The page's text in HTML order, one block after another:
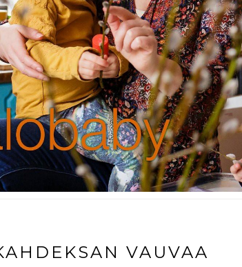
VAUVAA